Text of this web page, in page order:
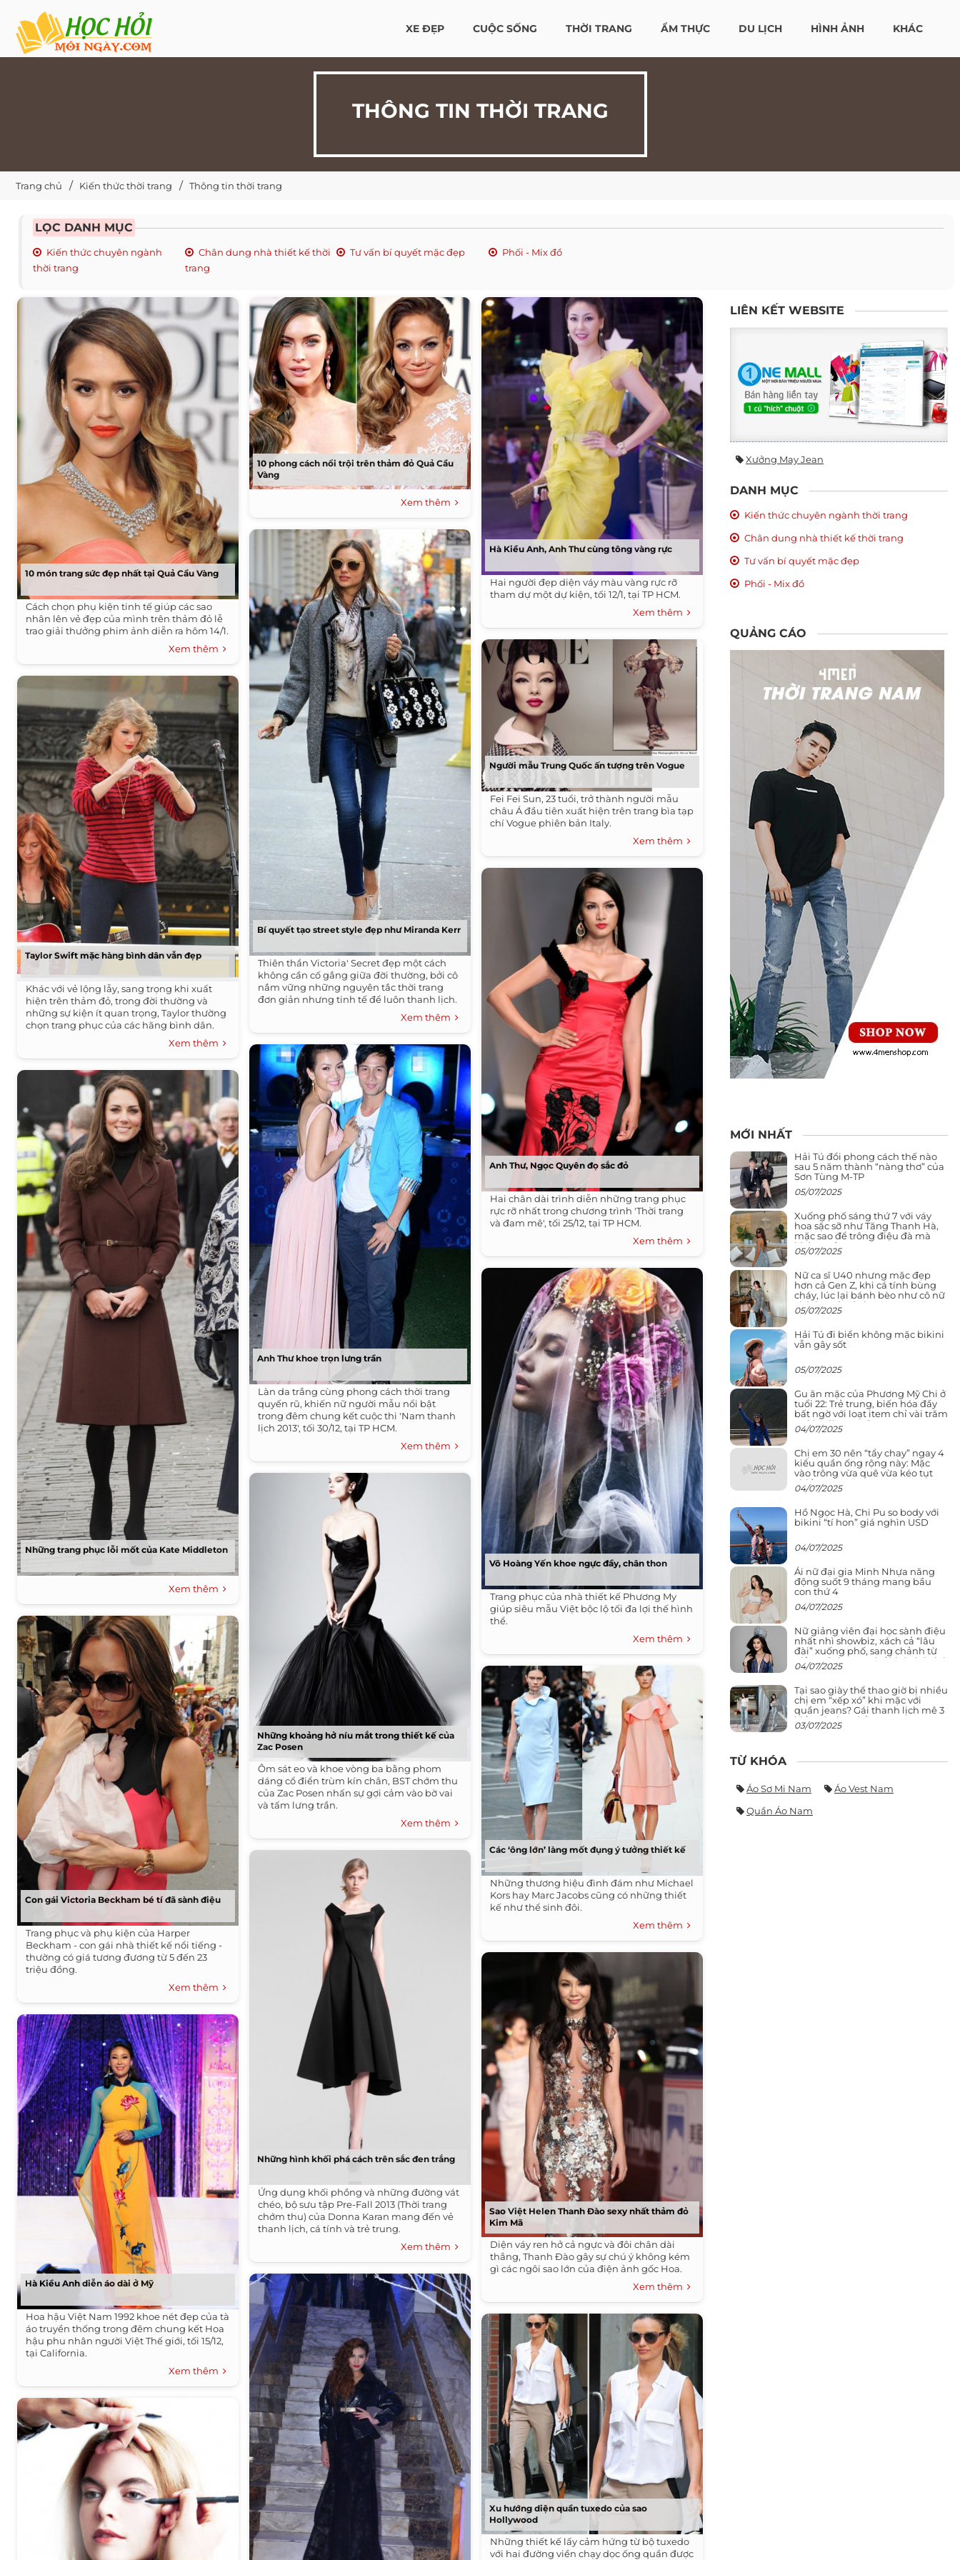
XE ĐẸP CUỘC SỐNG THỜI TRANG ẨM THỰC DU LỊCH HÌNH ẢNH KHÁC
THÔNG TIN THỜI TRANG
Trang chủ Kiến thức thời trang Thông tin thời trang
LỌC DANH MỤC
Kiến thức chuyên ngành
thời trang
Chân dung nhà thiết kế thời
trang
Tư vấn bí quyết mặc đẹp Phối - Mix đồ
10 món trang sức đẹp nhất tại Quả Cầu Vàng
Cách chọn phụ kiện tinh tế giúp các sao
nhân lên vẻ đẹp của mình trên thảm đỏ lễ
trao giải thưởng phim ảnh diễn ra hôm 14/1.
Xem thêm
Taylor Swift mặc hàng bình dân vẫn đẹp
Khác với vẻ lộng lẫy, sang trọng khi xuất
hiện trên thảm đỏ, trong đời thường và
những sự kiện ít quan trọng, Taylor thường
chọn trang phục của các hãng bình dân.
Xem thêm
Những trang phục lỗi mốt của Kate Middleton
Xem thêm
Con gái Victoria Beckham bé tí đã sành điệu
Trang phục và phụ kiện của Harper
Beckham - con gái nhà thiết kế nổi tiếng -
thường có giá tương đương từ 5 đến 23
triệu đồng.
Xem thêm
Hà Kiều Anh diễn áo dài ở Mỹ
Hoa hậu Việt Nam 1992 khoe nét đẹp của tà
áo truyền thống trong đêm chung kết Hoa
hậu phu nhân người Việt Thế giới, tối 15/12,
tại California.
Xem thêm
10 phong cách nổi trội trên thảm đỏ Quả Cầu
Vàng
Xem thêm
Bí quyết tạo street style đẹp như Miranda Kerr
Thiên thần Victoria' Secret đẹp một cách
không cần cố gắng giữa đời thường, bởi cô
nắm vững những nguyên tắc thời trang
đơn giản nhưng tinh tế để luôn thanh lịch.
Xem thêm
Anh Thư khoe trọn lưng trần
Làn da trắng cùng phong cách thời trang
quyến rũ, khiến nữ người mẫu nổi bật
trong đêm chung kết cuộc thi 'Nam thanh
lịch 2013', tối 30/12, tại TP HCM.
Xem thêm
Những khoảng hở níu mắt trong thiết kế của
Zac Posen
Ôm sát eo và khoe vòng ba bằng phom
dáng cổ điển trùm kín chân, BST chớm thu
của Zac Posen nhấn sự gợi cảm vào bờ vai
và tấm lưng trần.
Xem thêm
Những hình khối phá cách trên sắc đen trắng
Ứng dụng khối phồng và những đường vát
chéo, bộ sưu tập Pre-Fall 2013 (Thời trang
chớm thu) của Donna Karan mang đến vẻ
thanh lịch, cá tính và trẻ trung.
Xem thêm
Hà Kiều Anh, Anh Thư cùng tông vàng rực
Hai người đẹp diện váy màu vàng rực rỡ
tham dự một dự kiện, tối 12/1, tại TP HCM.
Xem thêm
Người mẫu Trung Quốc ấn tượng trên Vogue
Fei Fei Sun, 23 tuổi, trở thành người mẫu
châu Á đầu tiên xuất hiện trên trang bìa tạp
chí Vogue phiên bản Italy.
Xem thêm
Anh Thư, Ngọc Quyên đọ sắc đỏ
Hai chân dài trình diễn những trang phục
rực rỡ nhất trong chương trình 'Thời trang
và đam mê', tối 25/12, tại TP HCM.
Xem thêm
Võ Hoàng Yến khoe ngực đầy, chân thon
Trang phục của nhà thiết kế Phương My
giúp siêu mẫu Việt bộc lộ tối đa lợi thế hình
thể.
Xem thêm
Các ‘ông lớn’ làng mốt đụng ý tưởng thiết kế
Những thương hiệu đình đám như Michael
Kors hay Marc Jacobs cũng có những thiết
kế như thể sinh đôi.
Xem thêm
Sao Việt Helen Thanh Đào sexy nhất thảm đỏ
Kim Mã
Diện váy ren hở cả ngực và đôi chân dài
thẳng, Thanh Đào gây sự chú ý không kém
gì các ngôi sao lớn của điện ảnh gốc Hoa.
Xem thêm
Xu hướng diện quần tuxedo của sao
Hollywood
Những thiết kế lấy cảm hứng từ bộ tuxedo
với hai đường viền chạy dọc ống quần được
LIÊN KẾT WEBSITE
Xưởng May Jean
DANH MỤC
Kiến thức chuyên ngành thời trang
Chân dung nhà thiết kế thời trang
Tư vấn bí quyết mặc đẹp
Phối - Mix đồ
QUẢNG CÁO
MỚI NHẤT
Hải Tú đổi phong cách thế nào
sau 5 năm thành “nàng thơ” của
Sơn Tùng M-TP
05/07/2025
Xuống phố sáng thứ 7 với váy
hoa sặc sỡ như Tăng Thanh Hà,
mặc sao để trông điệu đà mà
không sến
05/07/2025
Nữ ca sĩ U40 nhưng mặc đẹp
hơn cả Gen Z, khi cá tính bùng
cháy, lúc lại bánh bèo như cô nữ
chính ngôn tình
05/07/2025
Hải Tú đi biển không mặc bikini
vẫn gây sốt
05/07/2025
Gu ăn mặc của Phương Mỹ Chi ở
tuổi 22: Trẻ trung, biến hóa đầy
bất ngờ với loạt item chỉ vài trăm
nghìn đã mua được
04/07/2025
Chị em 30 nên “tẩy chay” ngay 4
kiểu quần ống rộng này: Mặc
vào trông vừa quê vừa kéo tụt
chiều cao
04/07/2025
Hồ Ngọc Hà, Chi Pu so body với
bikini “tí hon” giá nghìn USD
04/07/2025
Ái nữ đại gia Minh Nhựa năng
động suốt 9 tháng mang bầu
con thứ 4
04/07/2025
Nữ giảng viên đại học sành điệu
nhất nhì showbiz, xách cả “lâu
đài” xuống phố, sang chảnh từ
giảng đường ra phố khó ai đọ lại
04/07/2025
Tại sao giày thể thao giờ bị nhiều
chị em “xếp xó” khi mặc với
quần jeans? Gái thanh lịch mê 3
kiểu này hơn hẳn
03/07/2025
TỪ KHÓA
Áo Sơ Mi Nam
Áo Vest Nam
Quần Áo Nam